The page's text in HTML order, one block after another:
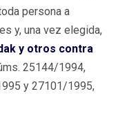
persona a
y, una vez elegida,
y otros contra
25144/1994,
y 27101/1995,